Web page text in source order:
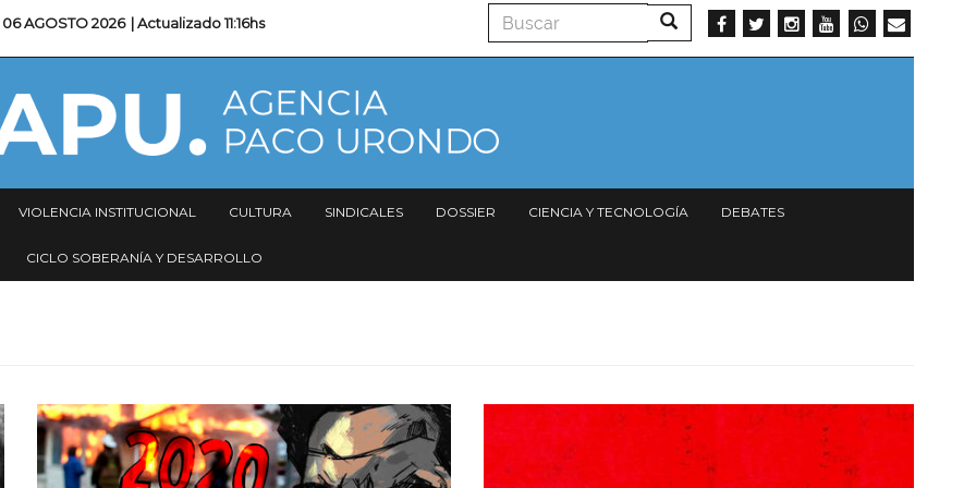
06 AGOSTO 2026 | Actualizado11:16hs Buscar Buscar
VIOLENCIA INSTITUCIONAL CULTURA SINDICALES DOSSIER CIENCIA Y TECNOLOGÍA DEBATES
CICLO SOBERANÍA Y DESARROLLO
Imagen